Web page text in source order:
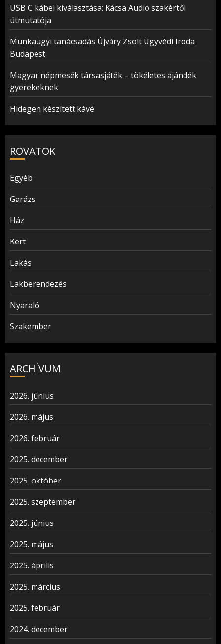
USB C kábel kiválasztása: Kácsa Audió szakértői
útmutatója
Munkaügyi tanácsadás Újváry Zsolt Ügyvédi Iroda
Budapest
Magyar népmesék társasjáték – tökéletes ajándék
gyerekeknek
Hidegen készített kávé
ROVATOK
Egyéb
Garázs
Ház
Kert
Lakás
Lakberendezés
Nyaraló
Szakember
ARCHÍVUM
2026. június
2026. május
2026. február
2025. december
2025. október
2025. szeptember
2025. június
2025. május
2025. április
2025. március
2025. február
2024. december